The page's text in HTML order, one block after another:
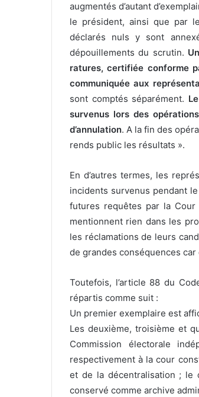
augmentés d’autant
le président, ainsi que par
déclarés nuls y sont
dépouillements du scrutin.
ratures, certifiée conforme
communiquée aux
sont comptés séparément.
survenus lors des
d’annulation. A la fin des
rends public les résultats ».
En d’autres termes, les
incidents survenus pendant
futures requêtes par la
mentionnent rien dans les
les réclamations de leurs
de grandes conséquences
Toutefois, l’article 88 du
répartis comme suit :
Un premier exemplaire est
Les deuxième, troisième et
Commission électorale
respectivement à la cour
et de la décentralisation ; le
conservé comme archive